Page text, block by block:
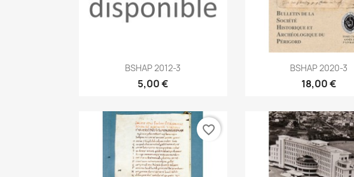
Aperçu rapide
BSHAP 2012-3
5,00 €
Aperçu rapide
BSHAP 2020-3
18,00 €
favorite_border